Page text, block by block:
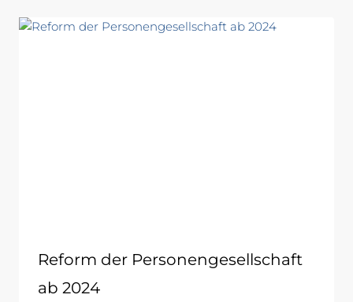
Reform der Personengesellschaft
ab 2024